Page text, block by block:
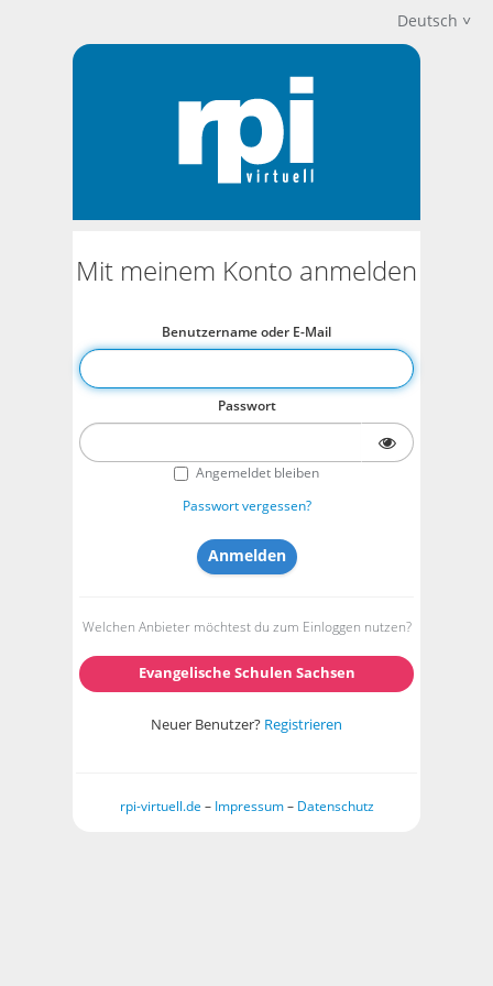
Deutsch
Mit meinem Konto anmelden
Benutzername oder E-Mail
Passwort
Angemeldet bleiben
Passwort vergessen?
Welchen Anbieter möchtest du zum Einloggen nutzen?
Evangelische Schulen Sachsen
Neuer Benutzer? Registrieren
rpi-virtuell.de – Impressum – Datenschutz